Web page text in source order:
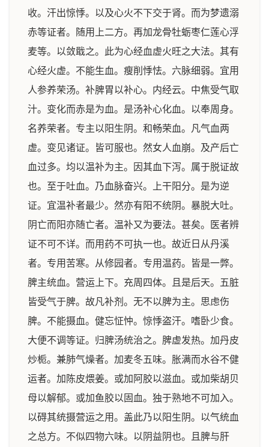
收。汗出惊悸。以及心火不下交于肾。而为梦遗溺
赤等证者。随用上二方。再加龙骨牡蛎枣仁莲心浮
麦等。以敛戢之。此为心经血虚火旺之大法。其有
心经火虚。不能生血。瘦削悸怯。六脉细弱。宜用
人参养荣汤。补脾胃以补心。内经云。中焦受气取
汁。变化而赤是为血。是汤补心化血。以奉周身。
名养荣者。专主以阳生阴。和畅荣血。凡气血两
虚。变见诸证。皆可服也。然女人血崩。及产后亡
血过多。均以温补为主。因其血下泻。属于脱证故
也。至于吐血。乃血脉奋兴。上干阳分。是为逆
证。宜温补者最少。然亦有阳不统阴。暴脱大吐。
阴亡而阳亦随亡者。温补又为要法。甚矣。医者辨
证不可不详。而用药不可执一也。故近日从丹溪
者。专用苦寒。从修园者。专用温药。皆是一弊。
脾主统血。营运上下。充周四体。且是后天。五脏
皆受气于脾。故凡补剂。无不以脾为主。思虑伤
脾。不能摄血。健忘怔忡。惊悸盗汗。嗜卧少食。
大便不调等证。归脾汤统治之。脾虚发热。加丹皮
炒栀。兼肺气燥者。加麦冬五味。胀满而水谷不健
运者。加陈皮煨姜。或加阿胶以滋血。或加柴胡贝
母以解郁。或加鱼胶以固血。独于熟地不可加入。
以碍其统摄营运之用。盖此乃以阳生阴。以气统血
之总方。不似四物六味。以阴益阴也。且脾与肝